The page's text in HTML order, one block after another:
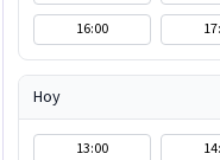
16:00
Hoy
13:00